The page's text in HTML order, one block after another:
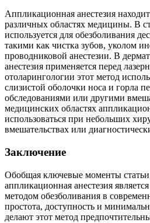
Аппликационная анестезия
различных областях медицины. В
используется для обезболивания
такими как чистка зубов, уколом
проводниковой анестезии. В
анестезия применяется перед
отоларингологии этот метод
слизистой оболочки носа и горла
обследованиями или другими
медицинских областях
использоваться при небольших
вмешательствах или
Заключение
Обобщая ключевые моменты
аппликационная анестезия
методом обезболивания в
простота, доступность и
делают этот метод